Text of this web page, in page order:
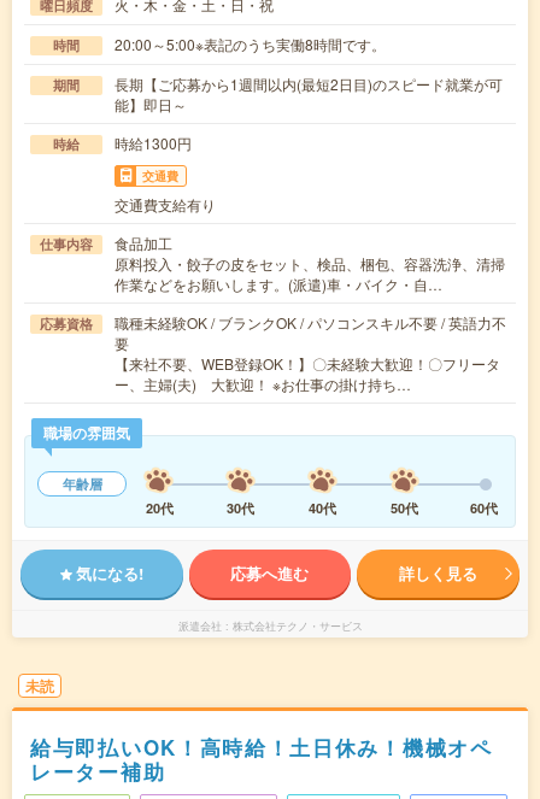
曜日頻度 火・木・金・土・日・祝
時間 20:00～5:00※表記のうち実働8時間です。
期間
長期【ご応募から1週間以内(最短2日目)のスピード就業が可
能】即日～
時給 時給1300円
交通費
交通費支給有り
仕事内容
食品加工
原料投入・餃子の皮をセット、検品、梱包、容器洗浄、清掃
作業などをお願いします。(派遣)車・バイク・自…
応募資格
職種未経験OK / ブランクOK / パソコンスキル不要 / 英語力不
要
【来社不要、WEB登録OK！】〇未経験大歓迎！〇フリータ
ー、主婦(夫) 大歓迎！ ※お仕事の掛け持ち…
職場の雰囲気
年齢層
20代
30代 40代 50代 60代
気になる! 応募へ進む 詳しく見る
派遣会社 株式会社テクノ・サービス
未読
給与即払いOK！高時給！土日休み！機械オペ
レーター補助